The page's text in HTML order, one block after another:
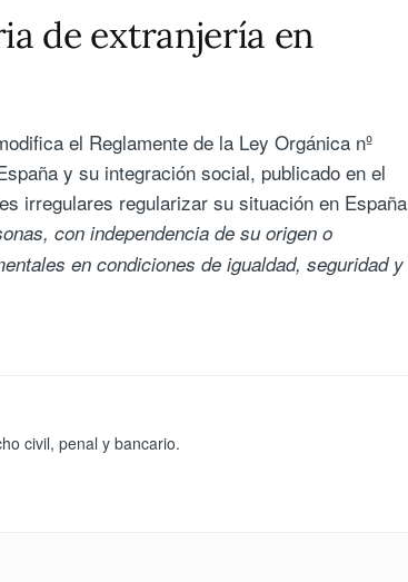
de extranjería en
el Reglamente de la Ley Orgánica nº
y su integración social, publicado en el
irregulares regularizar su situación en España
con independencia de su origen o
en condiciones de igualdad, seguridad y
civil, penal y bancario.